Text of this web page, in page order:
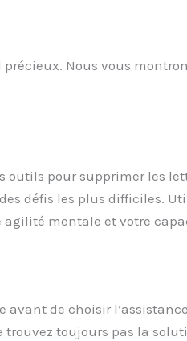
Nous vous
outils pour supprimer les
défis les plus difficiles.
mentale et votre
de choisir
toujours pas la